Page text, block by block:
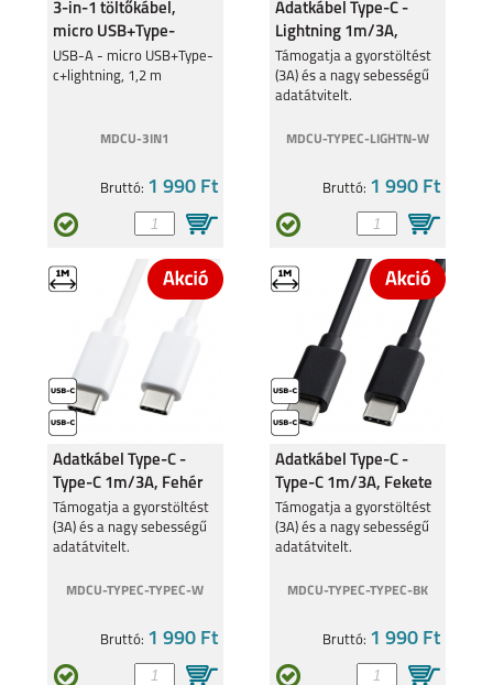
MOTOROLA EDGE 30
5G
MOTO G62 5G
MOTO E20
3-in-1 töltőkábel,
micro USB+Type-
c+lightning
USB-A - micro USB+Type-
c+lightning, 1,2 m
MDCU-3IN1
Bruttó: 1 990 Ft
Adatkábel Type-C -
Lightning 1m/3A,
Fehér
Támogatja a gyorstöltést
(3A) és a nagy sebességű
adatátvitelt.
MDCU-TYPEC-LIGHTN-W
Bruttó: 1 990 Ft
Adatkábel Type-C -
Type-C 1m/3A, Fehér
Támogatja a gyorstöltést
(3A) és a nagy sebességű
adatátvitelt.
MDCU-TYPEC-TYPEC-W
Bruttó: 1 990 Ft
Adatkábel Type-C -
Type-C 1m/3A, Fekete
Támogatja a gyorstöltést
(3A) és a nagy sebességű
adatátvitelt.
MDCU-TYPEC-TYPEC-BK
Bruttó: 1 990 Ft